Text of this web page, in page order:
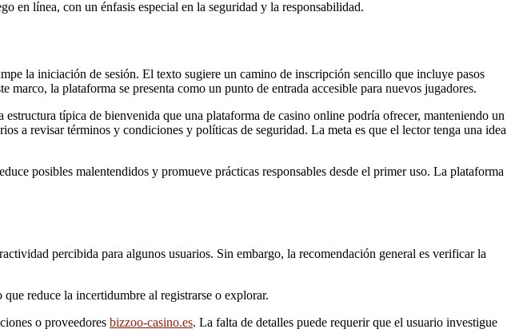
en línea, con un énfasis especial en la seguridad y la responsabilidad.
la iniciación de sesión. El texto sugiere un camino de inscripción sencillo que incluye pasos
la plataforma se presenta como un punto de entrada accesible para nuevos jugadores.
típica de bienvenida que una plataforma de casino online podría ofrecer, manteniendo un
a revisar términos y condiciones y políticas de seguridad. La meta es que el lector tenga una idea
posibles malentendidos y promueve prácticas responsables desde el primer uso. La plataforma
percibida para algunos usuarios. Sin embargo, la recomendación general es verificar la
reduce la incertidumbre al registrarse o explorar.
o proveedores bizzoo-casino.es. La falta de detalles puede requerir que el usuario investigue